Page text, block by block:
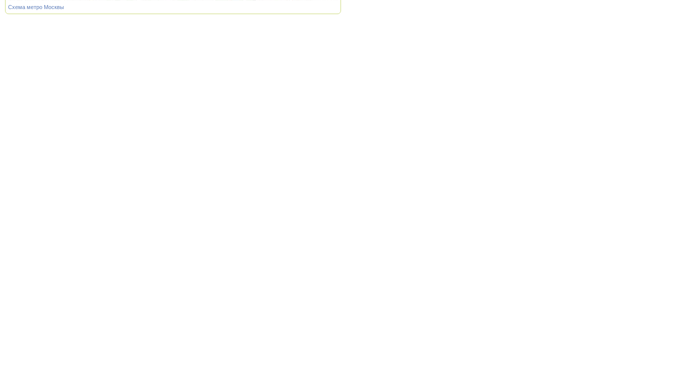
Схема метро Москвы